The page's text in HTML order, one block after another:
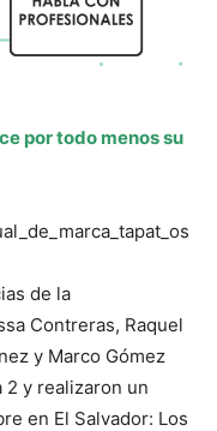
por todo menos su
de la
Contreras, Raquel
y Marco Gómez
2 y realizaron un
en El Salvador: Los